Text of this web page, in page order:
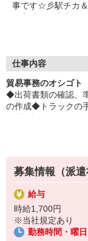
事です☆彡駅チカ
「応募するか悩む…
そんな方も安心し
しっかりお話を聞
選考に進むかどう
▼下記に当てはま
・残業が少ない仕
・結婚を機に働き
・出産後も働ける
・資格を活かして働
・資格はないけど
仕事内容
貿易事務のオシゴト
◆出荷書類の確認、
の作成◆トラックの
募集情報（派遣
給与
時給1,700円
※当社規定あり
勤務時間・曜日